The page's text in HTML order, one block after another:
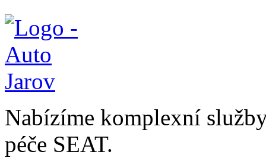
Nabízíme komplexní
péče SEAT.